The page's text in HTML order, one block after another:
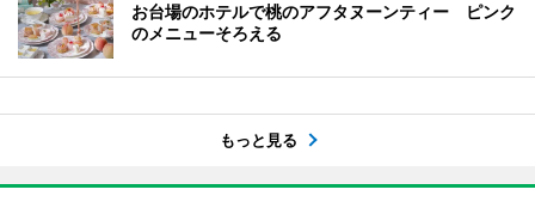
お台場のホテルで桃のアフタヌーンティー ピンク
のメニューそろえる
もっと見る